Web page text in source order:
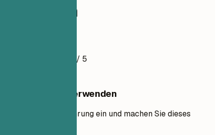
Erzieherin
/ 5
Diese Vorlage verwenden
Fügen Sie Ihre Erfahrung ein und machen Sie dieses